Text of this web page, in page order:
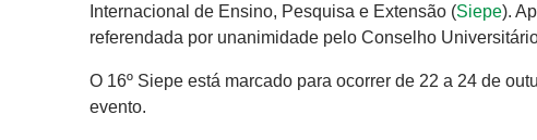
Internacional de Ensino, Pesquisa e Extensão (Siepe).
referendada por unanimidade pelo Conselho
O 16º Siepe está marcado para ocorrer de 22 a 24 de
evento.